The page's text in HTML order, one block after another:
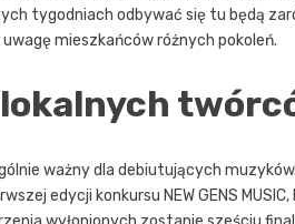
tygodniach odbywać się tu będą
mieszkańców różnych pokoleń.
ważny dla debiutujących
edycji konkursu NEW GENS